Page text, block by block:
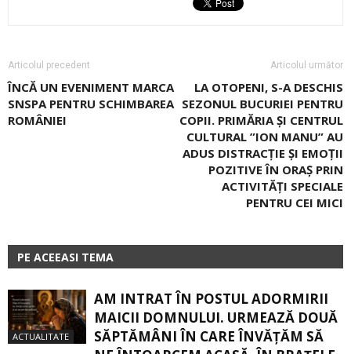
Articolul precedent
​ÎNCĂ UN EVENIMENT MARCA
SNSPA PENTRU SCHIMBAREA
ROMÂNIEI
Articolul următor
LA OTOPENI, S-A DESCHIS
SEZONUL BUCURIEI PENTRU
COPII. PRIMĂRIA ȘI CENTRUL
CULTURAL ”ION MANU” AU
ADUS DISTRACȚIE ȘI EMOȚII
POZITIVE ÎN ORAȘ PRIN
ACTIVITĂȚI SPECIALE
PENTRU CEI MICI
PE ACEEASI TEMA
ACTUALITATE
AM INTRAT ÎN POSTUL ADORMIRII
MAICII DOMNULUI. URMEAZĂ DOUĂ
SĂPTĂMÂNI ÎN CARE ÎNVĂŢĂM SĂ